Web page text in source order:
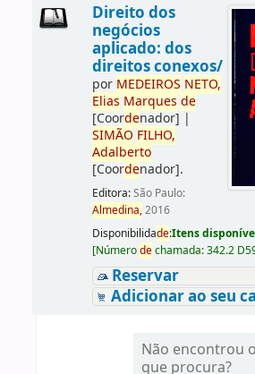
Direito dos
negócios
aplicado: dos
direitos conexos/
por MEDEIROS NETO,
Elias Marques de
[Coordenador] |
SIMÃO FILHO,
Adalberto
[Coordenador].
Editora:São Paulo:
Almedina,2016
Disponibilidade:Itens
[Númerodechamada:342.2
Reservar
Adicionar ao seu
Não encontrou o
que procura?